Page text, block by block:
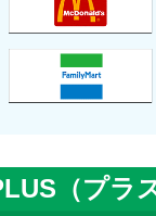
（プラ